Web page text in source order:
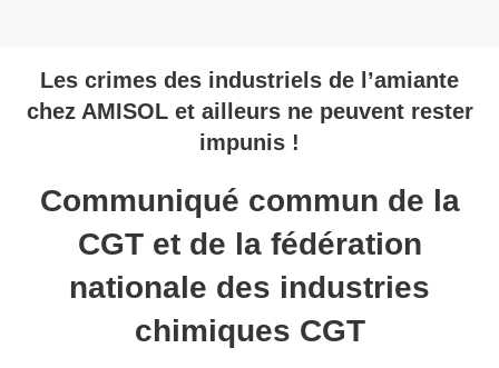
Les crimes des industriels de l’amiante
chez AMISOL et ailleurs ne peuvent rester
impunis !
Communiqué commun de la
CGT et de la fédération
nationale des industries
chimiques CGT